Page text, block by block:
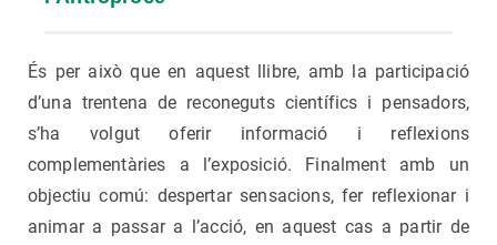
És per això que en aquest llibre, amb la participació
d’una trentena de reconeguts científics i pensadors,
s’ha volgut oferir informació i reflexions
complementàries a l’exposició. Finalment amb un
objectiu comú: despertar sensacions, fer reflexionar i
animar a passar a l’acció, en aquest cas a partir de